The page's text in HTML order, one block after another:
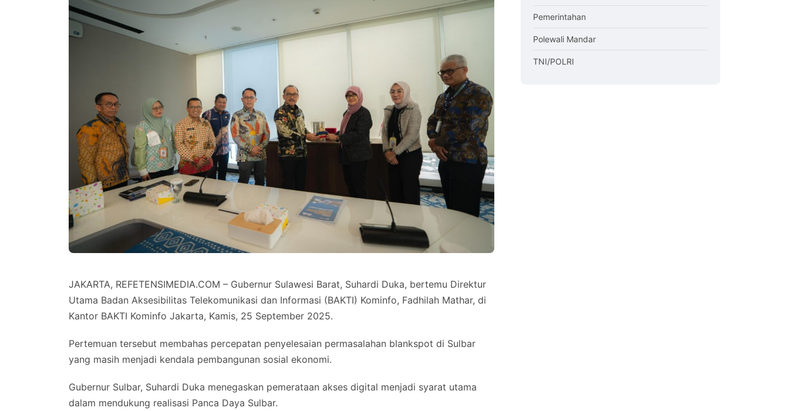
JAKARTA, REFETENSIMEDIA.COM – Gubernur Sulawesi Barat, Suhardi Duka, bertemu Direktur
Utama Badan Aksesibilitas Telekomunikasi dan Informasi (BAKTI) Kominfo, Fadhilah Mathar, di
Kantor BAKTI Kominfo Jakarta, Kamis, 25 September 2025.
Pertemuan tersebut membahas percepatan penyelesaian permasalahan blankspot di Sulbar
yang masih menjadi kendala pembangunan sosial ekonomi.
Gubernur Sulbar, Suhardi Duka menegaskan pemerataan akses digital menjadi syarat utama
dalam mendukung realisasi Panca Daya Sulbar.
Pemerintahan
Polewali Mandar
TNI/POLRI